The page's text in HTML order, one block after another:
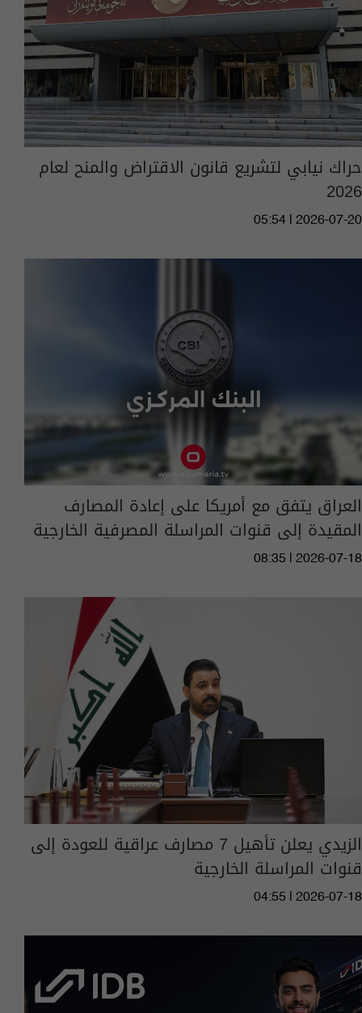
حراك نيابي لتشريع قانون الاقتراض والمنح لعام
2026
05:54 | 2026-07-20
العراق يتفق مع أمريكا على إعادة المصارف
المقيدة إلى قنوات المراسلة المصرفية الخارجية
08:35 | 2026-07-18
الزيدي يعلن تأهيل 7 مصارف عراقية للعودة إلى
قنوات المراسلة الخارجية
04:55 | 2026-07-18